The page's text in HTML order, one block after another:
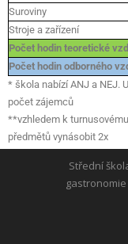
Suroviny
Stroje a zařízení
Počet hodin teoretické
Počet hodin odborného
* škola nabízí ANJ a NEJ.
počet zájemců
**vzhledem k
předmětů vynásobit 2x
Střední